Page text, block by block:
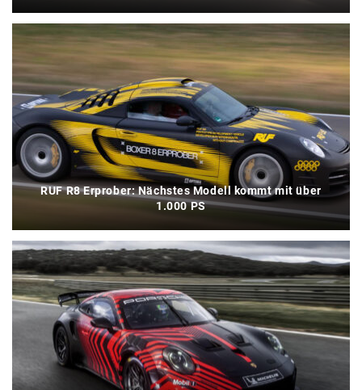
RUF R8 Erprober: Nächstes Modell kommt mit über
1.000 PS